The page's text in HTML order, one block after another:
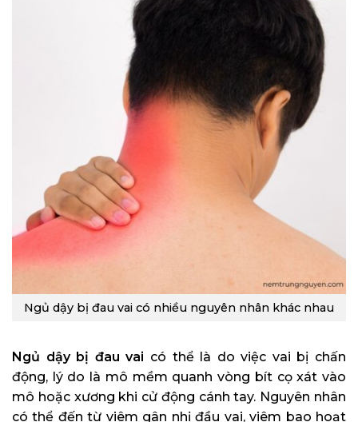
Ngủ dậy bị đau vai có nhiều nguyên nhân khác nhau
Ngủ dậy bị đau vai có thể là do việc vai bị chấn
động, lý do là mô mềm quanh vòng bít cọ xát vào
mô hoặc xương khi cử động cánh tay. Nguyên nhân
có thể đến từ viêm gân nhị đầu vai, viêm bao hoạt